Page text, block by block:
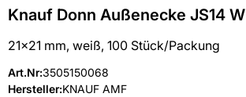
Knauf Donn Außenecke JS14 W
21x21 mm, weiß, 100 Stück/Packung
Art.Nr:3505150068
Hersteller:KNAUF AMF